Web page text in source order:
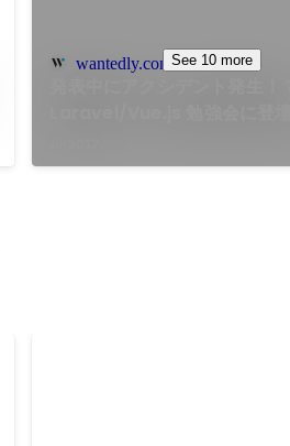
wantedly.comSee 10 more